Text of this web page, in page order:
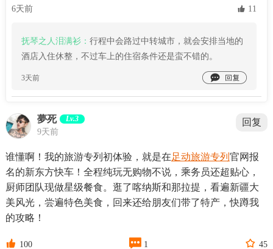
6天前  11
抚琴之人泪满衫： 行程中会路过中转城市，就会安排当地的
酒店入住休整，不过车上的住宿条件还是蛮不错的。
3天前 
夢死 Lv.3
9天前
回复
谁懂啊！我的旅游专列初体验，就是在足动旅游专列 官网报
名的新东方快车！全程纯玩无购物不说，乘务员还超贴心，
厨师团队现做星级餐食。逛了喀纳斯和那拉提，看遍新疆大
美风光，尝遍特色美食，回来还给朋友们带了特产，快蹲我
的攻略！
 100  1  45